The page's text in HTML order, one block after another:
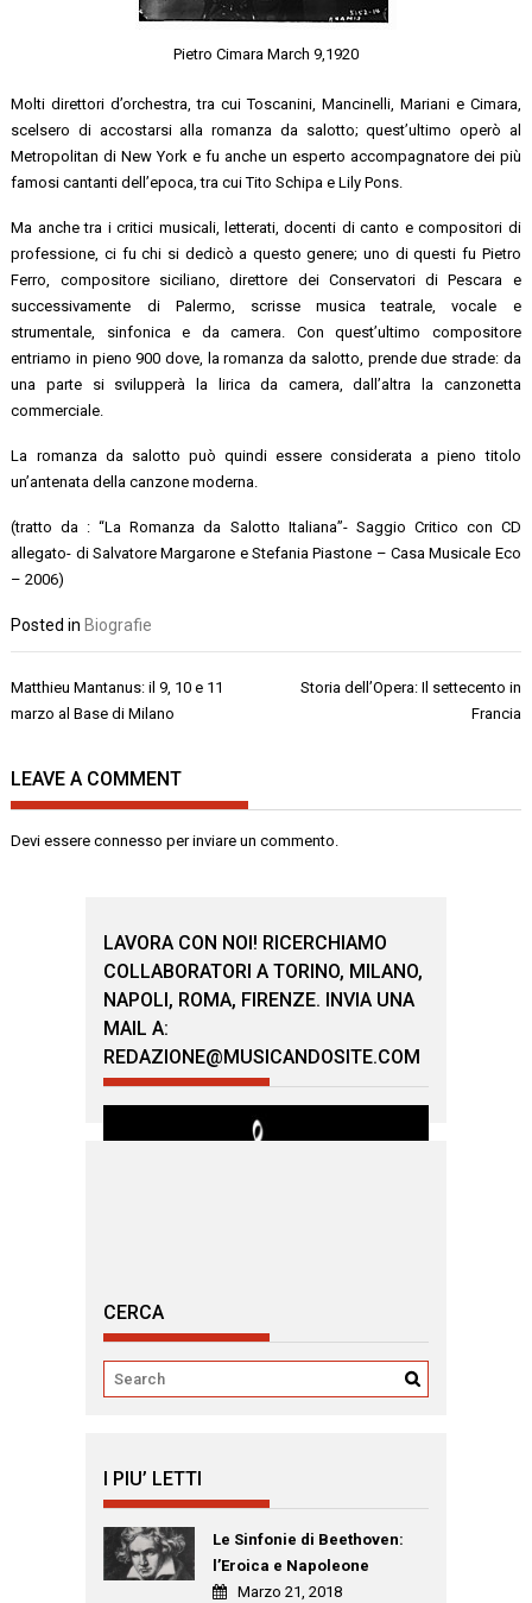
Pietro Cimara March 9,1920
Molti direttori d’orchestra, tra cui Toscanini, Mancinelli, Mariani e Cimara,
scelsero di accostarsi alla romanza da salotto; quest’ultimo operò al
Metropolitan di New York e fu anche un esperto accompagnatore dei più
famosi cantanti dell’epoca, tra cui Tito Schipa e Lily Pons.
Ma anche tra i critici musicali, letterati, docenti di canto e compositori di
professione, ci fu chi si dedicò a questo genere; uno di questi fu Pietro
Ferro, compositore siciliano, direttore dei Conservatori di Pescara e
successivamente di Palermo, scrisse musica teatrale, vocale e
strumentale, sinfonica e da camera. Con quest’ultimo compositore
entriamo in pieno 900 dove, la romanza da salotto, prende due strade: da
una parte si svilupperà la lirica da camera, dall’altra la canzonetta
commerciale.
La romanza da salotto può quindi essere considerata a pieno titolo
un’antenata della canzone moderna.
(tratto da : “La Romanza da Salotto Italiana”- Saggio Critico con CD
allegato- di Salvatore Margarone e Stefania Piastone – Casa Musicale Eco
– 2006)
Posted in Biografie
Navigazione
articoli
Matthieu Mantanus: il 9, 10 e 11
marzo al Base di Milano
Storia dell’Opera: Il settecento in
Francia
LEAVE A COMMENT
Devi essereconnesso per inviare un commento.
LAVORA CON NOI! RICERCHIAMO
COLLABORATORI A TORINO, MILANO,
NAPOLI, ROMA, FIRENZE. INVIA UNA
MAIL A:
REDAZIONE@MUSICANDOSITE.COM
CERCA
I PIU’ LETTI
Le Sinfonie di Beethoven:
l’Eroica e Napoleone
Marzo 21, 2018